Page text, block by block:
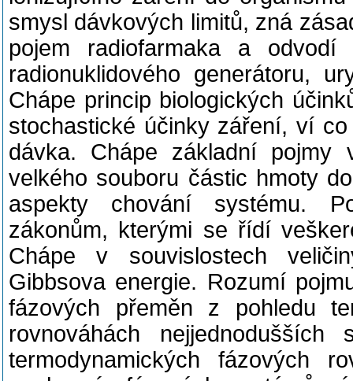
smysl dávkových limitů, zná
pojem radiofarmaka a
radionuklidového generátoru,
Chápe princip biologických
stochastické účinky záření, ví
dávka. Chápe základní pojmy
velkého souboru částic hmoty
aspekty chování systému.
zákonům, kterými se řídí
Chápe v souvislostech
Gibbsova energie. Rozumí
fázových přeměn z pohledu
rovnováhách
termodynamických fázových